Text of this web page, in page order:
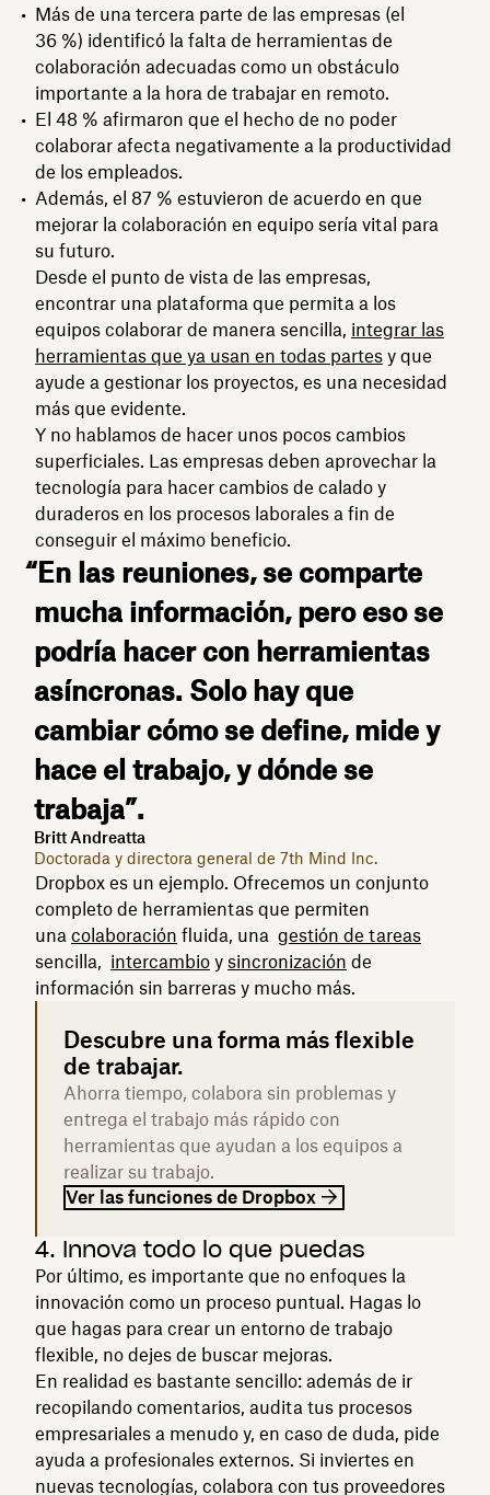
Más de una tercera parte de las empresas (el
36 %) identificó la falta de herramientas de
colaboración adecuadas como un obstáculo
importante a la hora de trabajar en remoto.
El 48 % afirmaron que el hecho de no poder
colaborar afecta negativamente a la productividad
de los empleados.
Además, el 87 % estuvieron de acuerdo en que
mejorar la colaboración en equipo sería vital para
su futuro.
Desde el punto de vista de las empresas,
encontrar una plataforma que permita a los
equipos colaborar de manera sencilla, integrar las
herramientas que ya usan en todas partes y que
ayude a gestionar los proyectos, es una necesidad
más que evidente.
Y no hablamos de hacer unos pocos cambios
superficiales. Las empresas deben aprovechar la
tecnología para hacer cambios de calado y
duraderos en los procesos laborales a fin de
conseguir el máximo beneficio.
“En las reuniones, se comparte
mucha información, pero eso se
podría hacer con herramientas
asíncronas. Solo hay que
cambiar cómo se define, mide y
hace el trabajo, y dónde se
trabaja”.
Britt Andreatta
Doctorada y directora general de 7th Mind Inc.
Dropbox es un ejemplo. Ofrecemos un conjunto
completo de herramientas que permiten
una colaboración fluida, una gestión de tareas
sencilla, intercambio y sincronización de
información sin barreras y mucho más.
Descubre una forma más flexible
de trabajar.
Ahorra tiempo, colabora sin problemas y
entrega el trabajo más rápido con
herramientas que ayudan a los equipos a
realizar su trabajo.
Ver las funciones de Dropbox
4. Innova todo lo que puedas
Por último, es importante que no enfoques la
innovación como un proceso puntual. Hagas lo
que hagas para crear un entorno de trabajo
flexible, no dejes de buscar mejoras.
En realidad es bastante sencillo: además de ir
recopilando comentarios, audita tus procesos
empresariales a menudo y, en caso de duda, pide
ayuda a profesionales externos. Si inviertes en
nuevas tecnologías, colabora con tus proveedores